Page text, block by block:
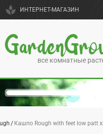
spa ИНТЕРНЕТ-МАГАЗИН
все комнатные
Кашпо Rough with feet low patt